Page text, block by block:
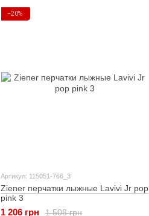
−20%
Артикул: 115051-766_3
Ziener перчатки лыжные Lavivi Jr pop
pink 3
1 508 грн
1 206 грн